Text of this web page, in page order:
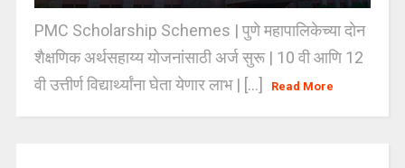
PMC Scholarship Schemes | पुणे महापालिकेच्या दोन
शैक्षणिक अर्थसहाय्य योजनांसाठी अर्ज सुरू | 10 वी आणि 12
वी उत्तीर्ण विद्यार्थ्यांना घेता येणार लाभ | [...]
Read More